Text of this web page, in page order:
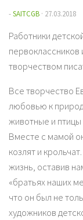
-SAITCGB · 27.03.2018
Работники
творчеством
Все творчество
любовью к
животные и
Вместе с мамой
козлят и
жизнь, оставив
«братьях наших
что он был не
художников